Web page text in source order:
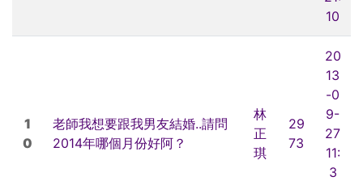
10
1
0
老師我想要跟我男友結婚..請問
2014年哪個月份好阿？
林
正
琪
29
73
20
13
-0
9-
27
11:
3